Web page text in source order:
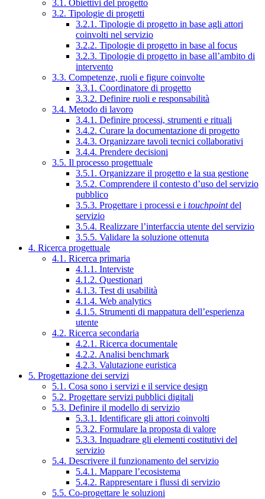
3.1. Obiettivi del progetto
3.2. Tipologie di progetti
3.2.1. Tipologie di progetto in base agli attori
coinvolti nel servizio
3.2.2. Tipologie di progetto in base al focus
3.2.3. Tipologie di progetto in base all’ambito di
intervento
3.3. Competenze, ruoli e figure coinvolte
3.3.1. Coordinatore di progetto
3.3.2. Definire ruoli e responsabilità
3.4. Metodo di lavoro
3.4.1. Definire processi, strumenti e rituali
3.4.2. Curare la documentazione di progetto
3.4.3. Organizzare tavoli tecnici collaborativi
3.4.4. Prendere decisioni
3.5. Il processo progettuale
3.5.1. Organizzare il progetto e la sua gestione
3.5.2. Comprendere il contesto d’uso del servizio
pubblico
3.5.3. Progettare i processi e i touchpointdel
servizio
3.5.4. Realizzare l’interfaccia utente del servizio
3.5.5. Validare la soluzione ottenuta
4. Ricerca progettuale
4.1. Ricerca primaria
4.1.1. Interviste
4.1.2. Questionari
4.1.3. Test di usabilità
4.1.4. Web analytics
4.1.5. Strumenti di mappatura dell’esperienza
utente
4.2. Ricerca secondaria
4.2.1. Ricerca documentale
4.2.2. Analisi benchmark
4.2.3. Valutazione euristica
5. Progettazione dei servizi
5.1. Cosa sono i servizi e il service design
5.2. Progettare servizi pubblici digitali
5.3. Definire il modello di servizio
5.3.1. Identificare gli attori coinvolti
5.3.2. Formulare la proposta di valore
5.3.3. Inquadrare gli elementi costitutivi del
servizio
5.4. Descrivere il funzionamento del servizio
5.4.1. Mappare l’ecosistema
5.4.2. Rappresentare i flussi di servizio
5.5. Co-progettare le soluzioni